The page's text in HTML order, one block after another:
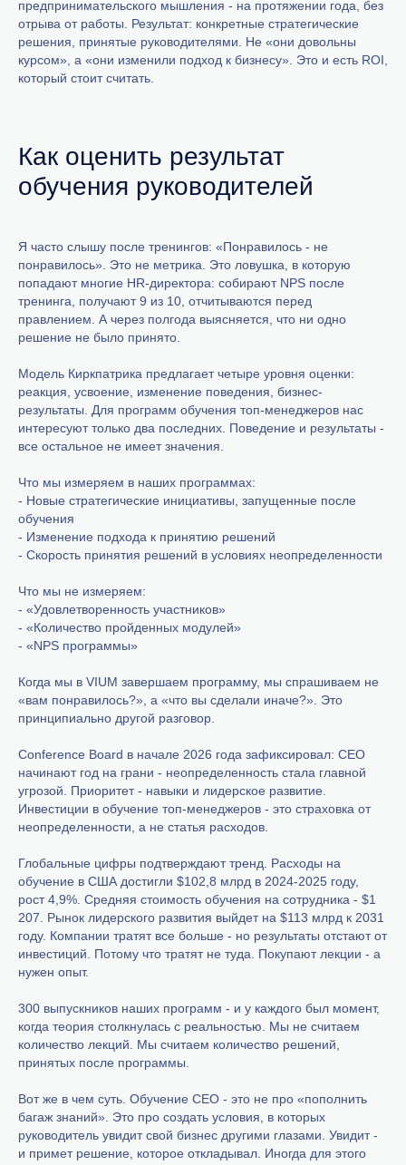
предпринимательского мышления - на протяжении года, без
отрыва от работы. Результат: конкретные стратегические
решения, принятые руководителями. Не «они довольны
курсом», а «они изменили подход к бизнесу». Это и есть ROI,
который стоит считать.
Как оценить результат
обучения руководителей
Я часто слышу после тренингов: «Понравилось - не
понравилось». Это не метрика. Это ловушка, в которую
попадают многие HR-директора: собирают NPS после
тренинга, получают 9 из 10, отчитываются перед
правлением. А через полгода выясняется, что ни одно
решение не было принято.
Модель Киркпатрика предлагает четыре уровня оценки:
реакция, усвоение, изменение поведения, бизнес-
результаты. Для программ обучения топ-менеджеров нас
интересуют только два последних. Поведение и результаты -
все остальное не имеет значения.
Что мы измеряем в наших программах:
- Новые стратегические инициативы, запущенные после
обучения
- Изменение подхода к принятию решений
- Скорость принятия решений в условиях неопределенности
Что мы не измеряем:
- «Удовлетворенность участников»
- «Количество пройденных модулей»
- «NPS программы»
Когда мы в VIUM завершаем программу, мы спрашиваем не
«вам понравилось?», а «что вы сделали иначе?». Это
принципиально другой разговор.
Conference Board в начале 2026 года зафиксировал: CEO
начинают год на грани - неопределенность стала главной
угрозой. Приоритет - навыки и лидерское развитие.
Инвестиции в обучение топ-менеджеров - это страховка от
неопределенности, а не статья расходов.
Глобальные цифры подтверждают тренд. Расходы на
обучение в США достигли $102,8 млрд в 2024-2025 году,
рост 4,9%. Средняя стоимость обучения на сотрудника - $1
207. Рынок лидерского развития выйдет на $113 млрд к 2031
году. Компании тратят все больше - но результаты отстают от
инвестиций. Потому что тратят не туда. Покупают лекции - а
нужен опыт.
300 выпускников наших программ - и у каждого был момент,
когда теория столкнулась с реальностью. Мы не считаем
количество лекций. Мы считаем количество решений,
принятых после программы.
Вот же в чем суть. Обучение CEO - это не про «пополнить
багаж знаний». Это про создать условия, в которых
руководитель увидит свой бизнес другими глазами. Увидит -
и примет решение, которое откладывал. Иногда для этого